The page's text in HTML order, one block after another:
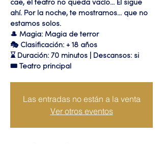
cae, el teatro no queda vacío... Él sigue
ahí. Por la noche, te mostramos... que no
estamos solos.
🎩 Magia: Magia de terror
🎭 Clasificación: + 18 años
⌛ Duración: 70 minutos | Descansos: si
🎟 Teatro principal
Las entradas no están a la venta
Ver otros eventos